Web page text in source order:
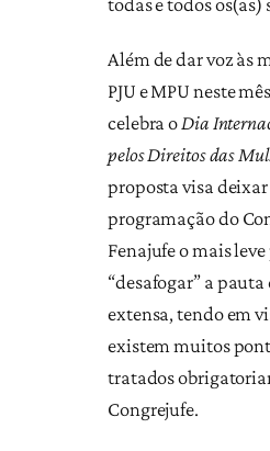
Além de dar voz às
PJU e MPU neste
celebra oDia
pelos Direitos das
proposta visa deixar
programação do
Fenajufe o mais
“desafogar” a
extensa, tendo em
existem muitos
tratados
Congrejufe.